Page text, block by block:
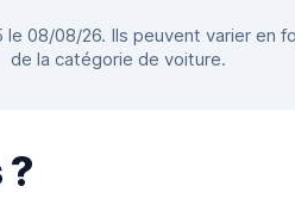
08/08/26. Ils peuvent varier en
de la catégorie de voiture.